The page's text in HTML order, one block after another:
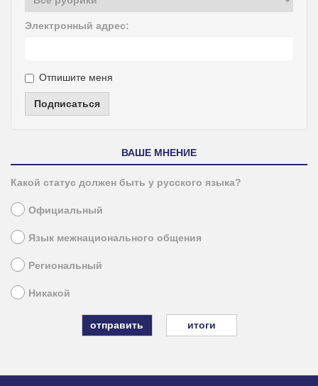
Электронный адрес:
Отпишите меня
Подписаться
ВАШЕ МНЕНИЕ
Какой статус должен быть у русского языка?
Официальный
Язык межнационального общения
Региональный
Никакой
итоги